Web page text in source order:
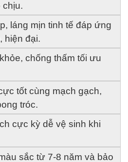
chịu.
láng mịn tinh tế đáp ứng
hiện đại.
chống thấm tối ưu
tốt cùng mạch gạch,
tróc.
cực kỳ dễ vệ sinh khi
sắc từ 7-8 năm và bảo